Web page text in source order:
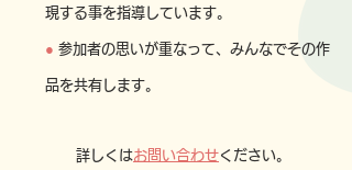
現する事を指導しています。
● 参加者の思いが重なって、みんなでその作
品を共有します。
​詳しくはお問い合わせください。